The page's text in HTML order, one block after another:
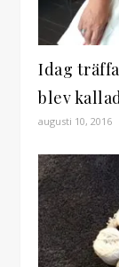
Idag
blev
augusti 10, 2016